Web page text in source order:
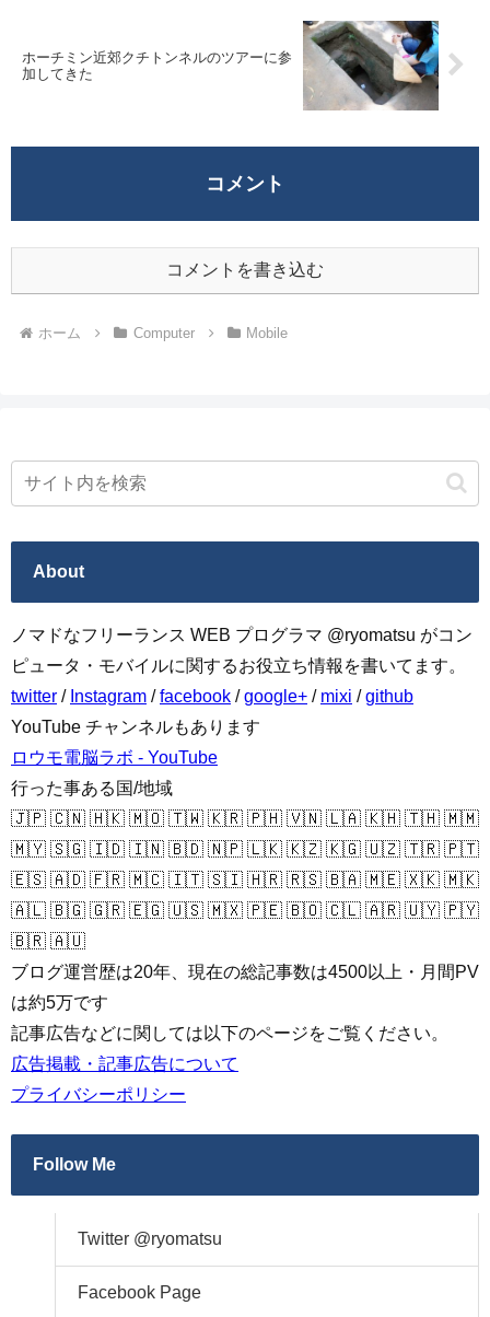
ホーチミン近郊クチトンネルのツアーに参
加してきた
コメント
コメントを書き込む
ホーム Computer Mobile
About
ノマドなフリーランス WEB プログラマ @ryomatsu がコン
ピュータ・モバイルに関するお役立ち情報を書いてます。
twitter / Instagram /facebook /google+ / mixi /github
YouTube チャンネルもあります
ロウモ電脳ラボ - YouTube
行った事ある国/地域
🇯🇵 🇨🇳 🇭🇰 🇲🇴 🇹🇼 🇰🇷 🇵🇭 🇻🇳 🇱🇦 🇰🇭 🇹🇭 🇲🇲
🇲🇾 🇸🇬 🇮🇩 🇮🇳 🇧🇩 🇳🇵 🇱🇰 🇰🇿 🇰🇬 🇺🇿 🇹🇷 🇵🇹
🇪🇸 🇦🇩 🇫🇷 🇲🇨 🇮🇹 🇸🇮 🇭🇷 🇷🇸 🇧🇦 🇲🇪 🇽🇰 🇲🇰
🇦🇱 🇧🇬 🇬🇷 🇪🇬 🇺🇸 🇲🇽 🇵🇪 🇧🇴 🇨🇱 🇦🇷 🇺🇾 🇵🇾
🇧🇷 🇦🇺
ブログ運営歴は20年、現在の総記事数は4500以上・月間PV
は約5万です
記事広告などに関しては以下のページをご覧ください。
広告掲載・記事広告について
プライバシーポリシー
Follow Me
Twitter @ryomatsu
Facebook Page